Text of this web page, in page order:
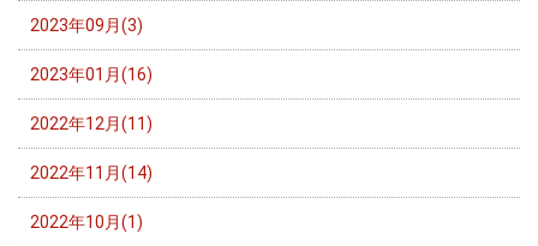
2023年09月(3)
2023年01月(16)
2022年12月(11)
2022年11月(14)
2022年10月(1)